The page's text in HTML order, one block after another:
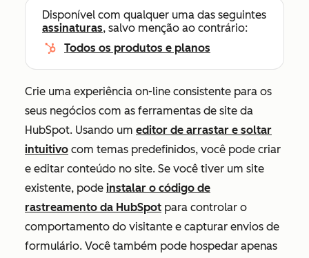
Disponível com qualquer uma das seguintes
assinaturas, salvo menção ao contrário:
Todos os produtos e planos
Crie uma experiência on-line consistente para os
seus negócios com as ferramentas de site da
HubSpot. Usando um editor de arrastar e soltar
intuitivo com temas predefinidos, você pode criar
e editar conteúdo no site. Se você tiver um site
existente, pode instalar o código de
rastreamento da HubSpot para controlar o
comportamento do visitante e capturar envios de
formulário. Você também pode hospedar apenas